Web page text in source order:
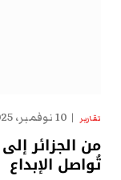
تقارير 10 نوفمبر، 2025
من الجزائر
تُواصل الإبداع